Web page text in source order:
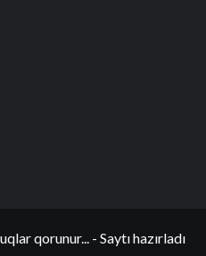
qorunur... - Saytı hazırladı